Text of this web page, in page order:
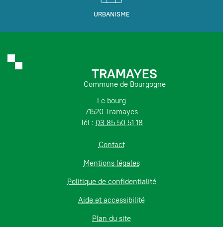
URBANISME
TRAMAYES
Commune de Bourgogne
Le bourg
71520 Tramayes
Tél : 03 85 50 51 18
Contact
Mentions légales
Politique de confidentialité
Aide et accessibilité
Plan du site